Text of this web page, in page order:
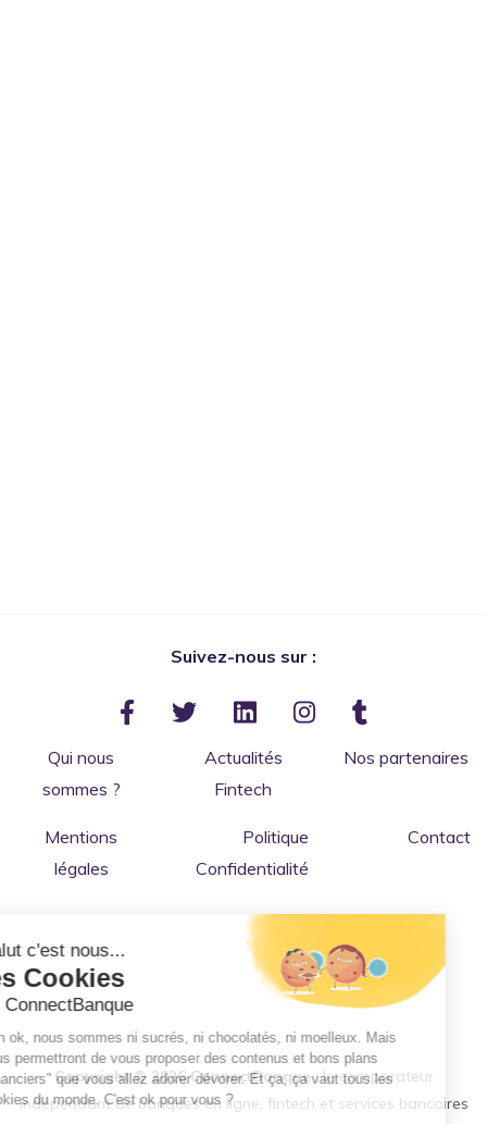
Suivez-nous sur :
Qui nous
sommes ?
Actualités
Fintech
Nos partenaires
Mentions
légales
Politique
Confidentialité
Contact
Copyright © 2026 ConnectBanque: le comparateur
indépendant de banques en ligne, fintech et services bancaires
Salut c'est nous...
les Cookies
de ConnectBanque
Bon ok, nous sommes ni sucrés, ni chocolatés, ni moelleux. Mais
nous permettront de vous proposer des contenus et bons plans
"financiers" que vous allez adorer dévorer. Et ça, ça vaut tous les
cookies du monde. C'est ok pour vous ?